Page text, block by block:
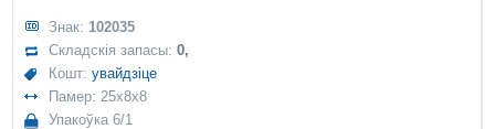
Знак: 102035
Складскія запасы:0,
Кошт:увайдзіце
Памер: 25x8x8
Упакоўка 6/1